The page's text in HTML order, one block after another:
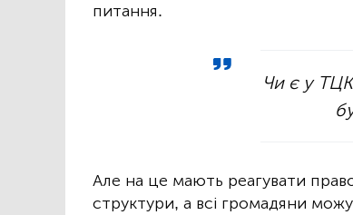
питання.
Чи є у
Але на це мають реагувати
структури, а всі громадяни